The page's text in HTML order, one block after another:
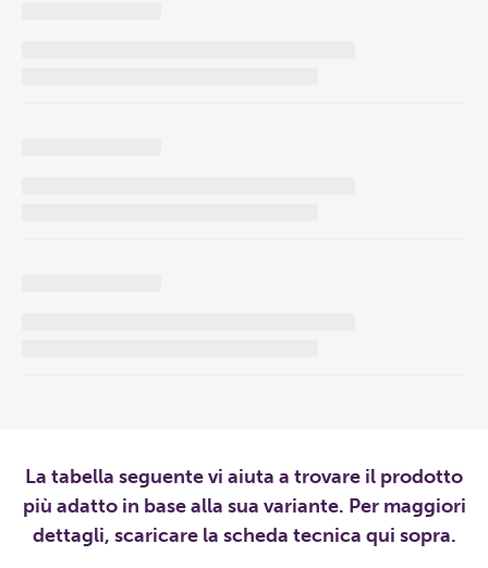
La tabella seguente vi aiuta a trovare il prodotto
più adatto in base alla sua variante. Per maggiori
dettagli, scaricare la scheda tecnica qui sopra.